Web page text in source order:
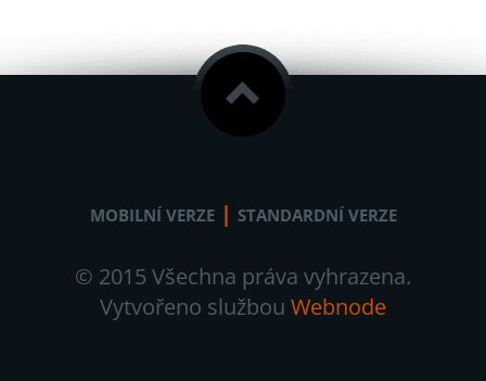
MOBILNÍ VERZE | STANDARDNÍ VERZE
© 2015 Všechna práva vyhrazena.
Vytvořeno službou Webnode